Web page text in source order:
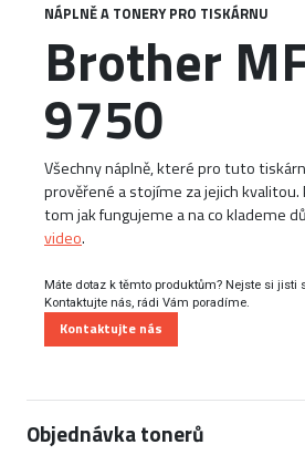
NÁPLNĚ A TONERY PRO TISKÁRNU
Brother
9750
Všechny náplně, které pro tuto
prověřené a stojíme za jejich
tom jak fungujeme a na co klademe
video.
Máte dotaz k těmto produktům? Nejste si jisti
Kontaktujte nás, rádi Vám poradíme.
Kontaktujte nás
Objednávka tonerů